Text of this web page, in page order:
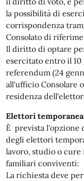
la possibilità di
corrispondenza
Consolato di
Il diritto di optare
esercitato entro il
referendum (24
all'ufficio Consolare
residenza
Elettori
È prevista l'opzione
degli elettori
lavoro, studio o
familiari conviventi:
La richiesta deve